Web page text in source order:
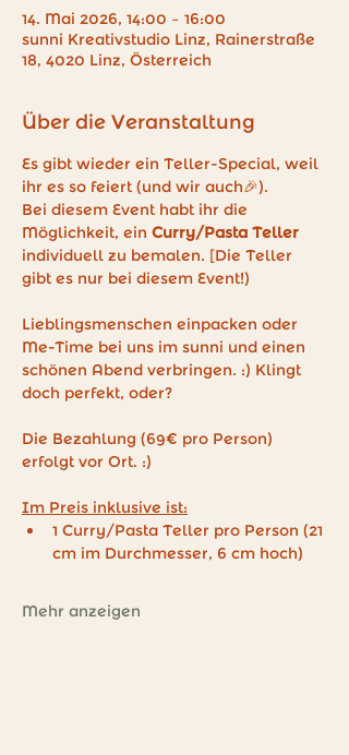
14. Mai 2026, 14:00 – 16:00
sunni Kreativstudio Linz, Rainerstraße
18, 4020 Linz, Österreich
Über die Veranstaltung
Es gibt wieder ein Teller-Special, weil
ihr es so feiert (und wir auch🎉).
Bei diesem Event habt ihr die
Möglichkeit, ein Curry/Pasta Teller
individuell zu bemalen. [Die Teller
gibt es nur bei diesem Event!)
Lieblingsmenschen einpacken oder
Me-Time bei uns im sunni und einen
schönen Abend verbringen. :) Klingt
doch perfekt, oder?
Die Bezahlung (69€ pro Person)
erfolgt vor Ort. :)
Im Preis inklusive ist:
1 Curry/Pasta Teller pro Person (21
cm im Durchmesser, 6 cm hoch)
Mehr anzeigen